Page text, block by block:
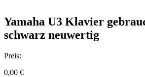
Yamaha U3 Klavier
schwarz neuwertig
Preis:
0,00 €